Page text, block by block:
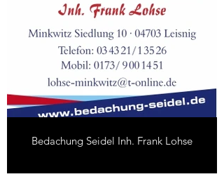
Bedachung Seidel Inh. Frank Lohse